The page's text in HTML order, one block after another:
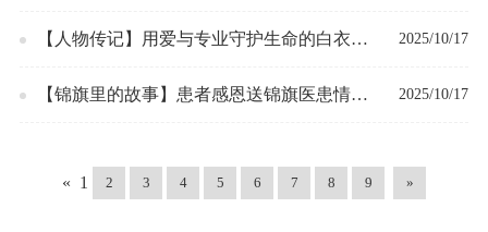
暖人心——记妇科锦旗里的故事
【人物传记】用爱与专业守护生命的白衣天
使——记肿瘤内科一病区主管护师刘红梅
2025/10/17
【锦旗里的故事】患者感恩送锦旗医患情谊 2025/10/17
« 1 2 3 4 5 6 7 8 9 »